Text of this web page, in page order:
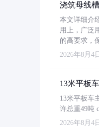
浇筑母线
本文详细介
用上，广泛
的高要求，
2026年8月4
13米平板
13米平板车
许总重49吨
2026年8月4